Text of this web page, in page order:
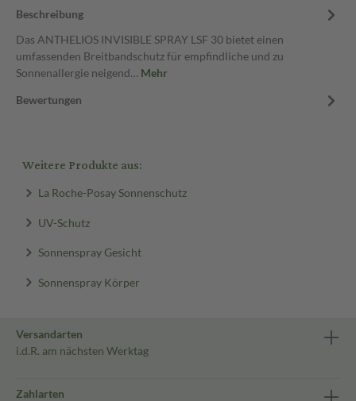
Beschreibung
Das ANTHELIOS INVISIBLE SPRAY LSF 30 bietet einen
umfassenden Breitbandschutz für empfindliche und zu
Sonnenallergie neigend… Mehr
Bewertungen
Weitere Produkte aus:
La Roche-Posay Sonnenschutz
UV-Schutz
Sonnenspray Gesicht
Sonnenspray Körper
Versandarten
i.d.R. am nächsten Werktag
Zahlarten